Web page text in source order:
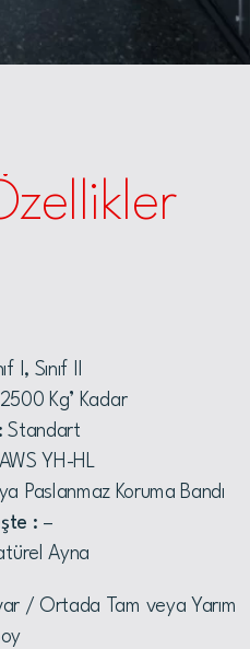
I, Sınıf II
2500 Kg’ Kadar
Standart
AWS YH-HL
Paslanmaz Koruma Bandı
: –
Ayna
/ Ortada Tam veya Yarım